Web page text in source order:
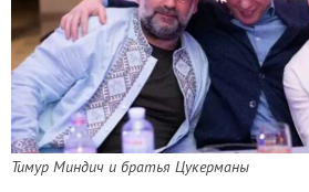
Тимур Миндич и братья Цукерманы